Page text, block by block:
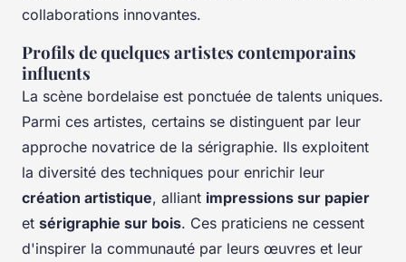
collaborations innovantes.
Profils de quelques artistes contemporains
influents
La scène bordelaise est ponctuée de talents uniques.
Parmi ces artistes, certains se distinguent par leur
approche novatrice de la sérigraphie. Ils exploitent
la diversité des techniques pour enrichir leur
création artistique, alliant impressions sur papier
et sérigraphie sur bois. Ces praticiens ne cessent
d'inspirer la communauté par leurs œuvres et leur